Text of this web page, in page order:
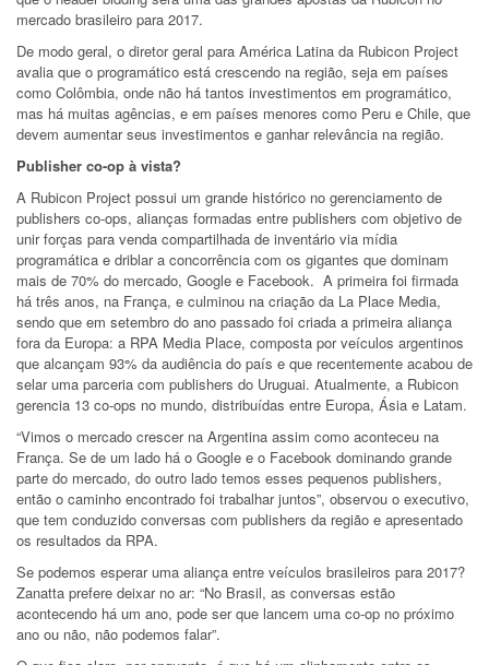
mercado brasileiro para 2017.
De modo geral, o diretor geral para América Latina da Rubicon Project
avalia que o programático está crescendo na região, seja em países
como Colômbia, onde não há tantos investimentos em programático,
mas há muitas agências, e em países menores como Peru e Chile, que
devem aumentar seus investimentos e ganhar relevância na região.
Publisher co-op à vista?
A Rubicon Project possui um grande histórico no gerenciamento de
publishers co-ops, alianças formadas entre publishers com objetivo de
unir forças para venda compartilhada de inventário via mídia
programática e driblar a concorrência com os gigantes que dominam
mais de 70% do mercado, Google e Facebook. A primeira foi firmada
há três anos, na França, e culminou na criação da La Place Media,
sendo que em setembro do ano passado foi criada a primeira aliança
fora da Europa: a RPA Media Place, composta por veículos argentinos
que alcançam 93% da audiência do país e que recentemente acabou de
selar uma parceria com publishers do Uruguai. Atualmente, a Rubicon
gerencia 13 co-ops no mundo, distribuídas entre Europa, Ásia e Latam.
“Vimos o mercado crescer na Argentina assim como aconteceu na
França. Se de um lado há o Google e o Facebook dominando grande
parte do mercado, do outro lado temos esses pequenos publishers,
então o caminho encontrado foi trabalhar juntos”, observou o executivo,
que tem conduzido conversas com publishers da região e apresentado
os resultados da RPA.
Se podemos esperar uma aliança entre veículos brasileiros para 2017?
Zanatta prefere deixar no ar: “No Brasil, as conversas estão
acontecendo há um ano, pode ser que lancem uma co-op no próximo
ano ou não, não podemos falar”.